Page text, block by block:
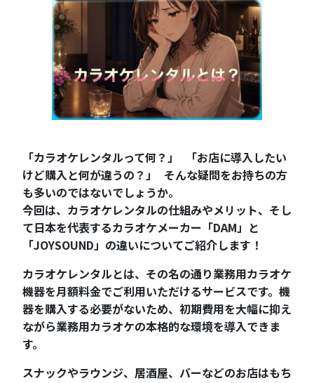
「カラオケレンタルって何？」 「お店に導入したい
けど購入と何が違うの？」 そんな疑問をお持ちの方
も多いのではないでしょうか。
今回は、カラオケレンタルの仕組みやメリット、そし
て日本を代表するカラオケメーカー「DAM」と
「JOYSOUND」の違いについてご紹介します！
カラオケレンタルとは、その名の通り業務用カラオケ
機器を月額料金でご利用いただけるサービスです。機
器を購入する必要がないため、初期費用を大幅に抑え
ながら業務用カラオケの本格的な環境を導入できま
す。
スナックやラウンジ、居酒屋、バーなどのお店はもち